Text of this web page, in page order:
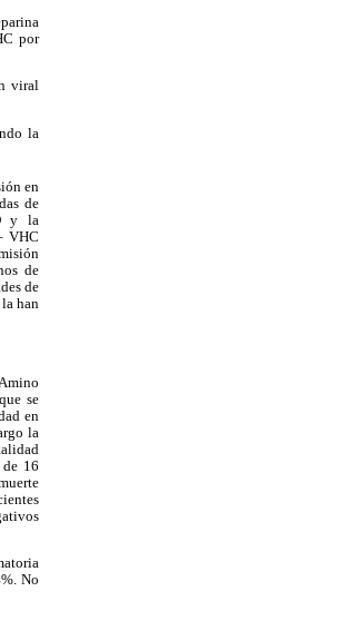
por
viral
la
en
de
y la
VHC
de
de
han
se
en
la
16
No